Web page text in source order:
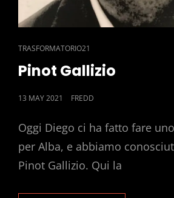
CAT
LINKS
TRASFORMATORIO21
Pinot Gallizio
POSTED
13 MAY 2021 FREDD
Oggi Diego ci ha fatto fare
per Alba, e abbiamo
Pinot Gallizio. Qui la